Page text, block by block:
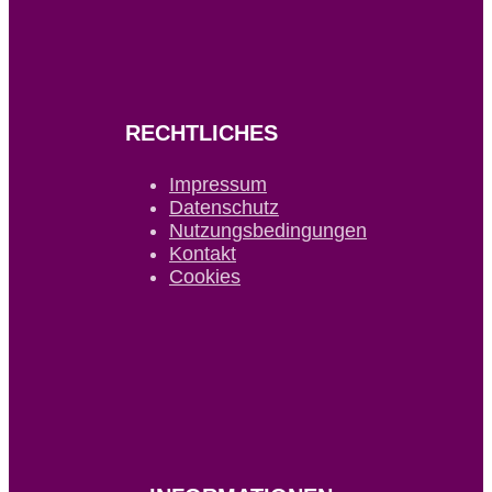
RECHTLICHES
Impressum
Datenschutz
Nutzungsbedingungen
Kontakt
Cookies